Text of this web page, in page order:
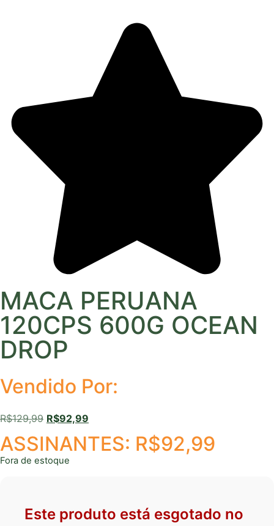
MACA PERUANA
120CPS 600G OCEAN
DROP
Vendido Por:
R$129,99 R$92,99
ASSINANTES: R$92,99
Fora de estoque
Este produto está esgotado no